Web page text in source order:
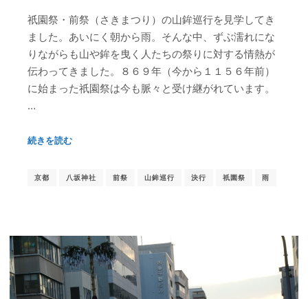
祇園祭・前祭（さきまつり）の山鉾巡行を見学してき
ました。あいにく朝から雨。そんな中、ずぶ濡れにな
りながらも山や鉾を曳く人たちの祭りに対する情熱が
伝わってきました。８６９年（今から１１５６年前）
に始まった祇園祭は今も脈々と受け継がれています。
…
続きを読む
京都 八坂神社 前祭 山鉾巡行 決行 祇園祭 雨